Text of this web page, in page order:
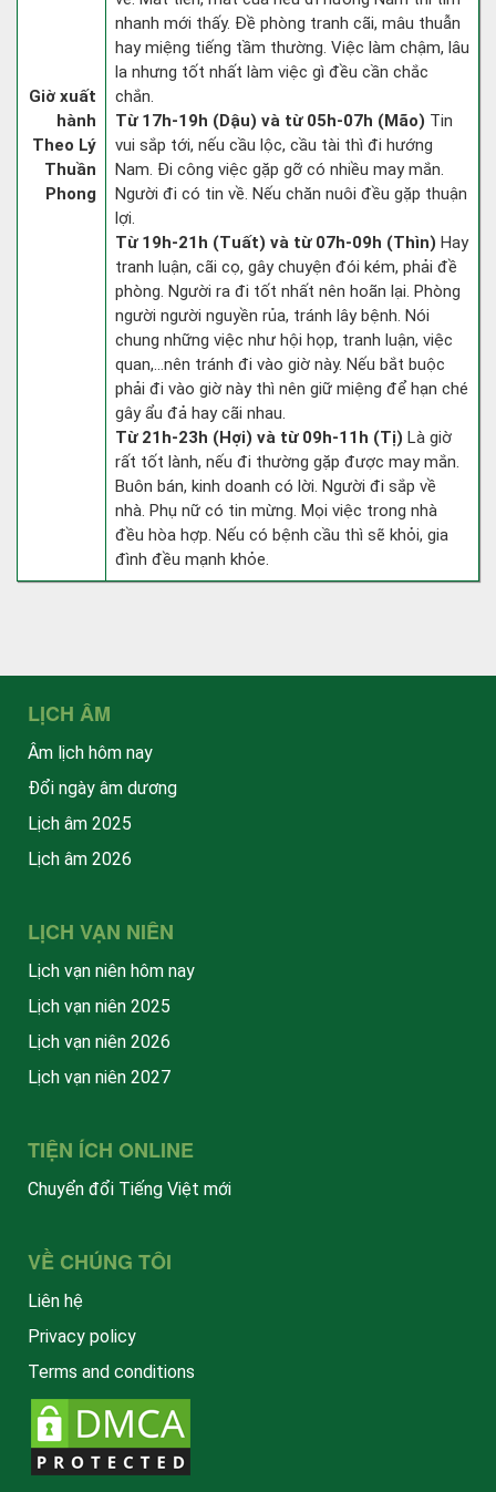
Giờ xuất
hành
Theo Lý
Thuần
Phong
nhanh mới thấy. Đề phòng tranh cãi, mâu thuẫn
hay miệng tiếng tầm thường. Việc làm chậm, lâu
la nhưng tốt nhất làm việc gì đều cần chắc
chắn.
Từ 17h-19h (Dậu) và từ 05h-07h (Mão) Tin
vui sắp tới, nếu cầu lộc, cầu tài thì đi hướng
Nam. Đi công việc gặp gỡ có nhiều may mắn.
Người đi có tin về. Nếu chăn nuôi đều gặp thuận
lợi.
Từ 19h-21h (Tuất) và từ 07h-09h (Thìn) Hay
tranh luận, cãi cọ, gây chuyện đói kém, phải đề
phòng. Người ra đi tốt nhất nên hoãn lại. Phòng
người người nguyền rủa, tránh lây bệnh. Nói
chung những việc như hội họp, tranh luận, việc
quan,…nên tránh đi vào giờ này. Nếu bắt buộc
phải đi vào giờ này thì nên giữ miệng để hạn ché
gây ẩu đả hay cãi nhau.
Từ 21h-23h (Hợi) và từ 09h-11h (Tị) Là giờ
rất tốt lành, nếu đi thường gặp được may mắn.
Buôn bán, kinh doanh có lời. Người đi sắp về
nhà. Phụ nữ có tin mừng. Mọi việc trong nhà
đều hòa hợp. Nếu có bệnh cầu thì sẽ khỏi, gia
đình đều mạnh khỏe.
LỊCH ÂM
Âm lịch hôm nay
Đổi ngày âm dương
Lịch âm 2025
Lịch âm 2026
LỊCH VẠN NIÊN
Lịch vạn niên hôm nay
Lịch vạn niên 2025
Lịch vạn niên 2026
Lịch vạn niên 2027
TIỆN ÍCH ONLINE
Chuyển đổi Tiếng Việt mới
VỀ CHÚNG TÔI
Liên hệ
Privacy policy
Terms and conditions